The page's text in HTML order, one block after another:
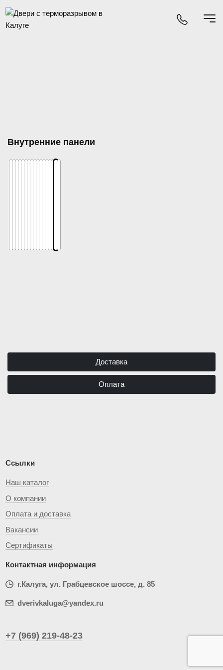
Внутренние панели
Доставка
Оплата
+7 (969) 219-48-23
Контактная информация
г.Калуга, ул. Грабцевское шоссе, д. 85
dverivkaluga@yandex.ru
Ссылки
Наш каталог
О компании
Оплата и доставка
Вакансии
Сертификаты